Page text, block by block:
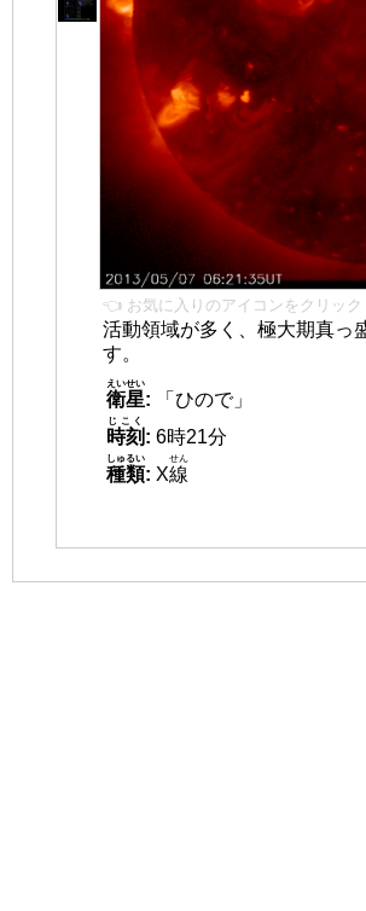
👈 お気に入りのアイコンをクリック
活動領域が多く、極大期真っ
す。
衛星
えいせい
:
「ひので」
時刻
じこく
: 6時21分
種類
しゅるい
: X線
せん